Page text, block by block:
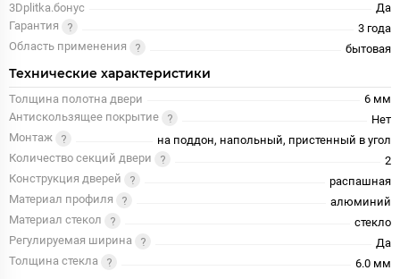
3Dplitka.бонус
Да
Гарантия
3 года
Область применения
бытовая
Технические характеристики
Толщина полотна двери
6 мм
Антискользящее покрытие
Нет
Монтаж
на поддон, напольный, пристенный в угол
Количество секций двери
2
Конструкция дверей
распашная
Материал профиля
алюминий
Материал стекол
стекло
Регулируемая ширина
Да
Толщина стекла
6.0 мм